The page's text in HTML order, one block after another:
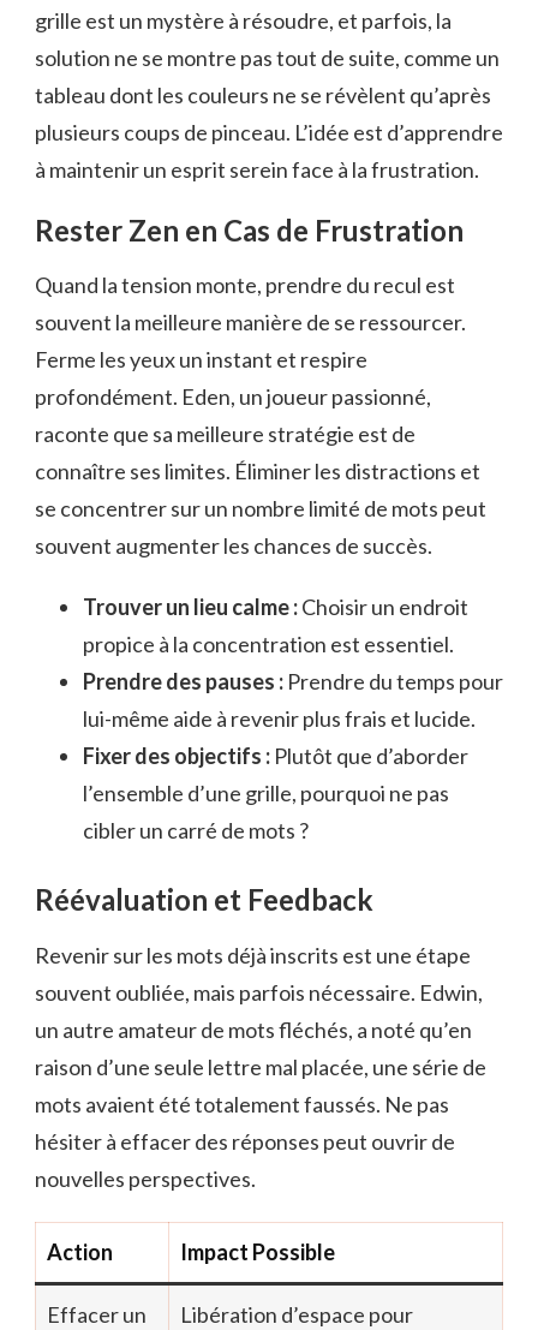
grille est un mystère à résoudre, et parfois, la
solution ne se montre pas tout de suite, comme un
tableau dont les couleurs ne se révèlent qu’après
plusieurs coups de pinceau. L’idée est d’apprendre
à maintenir un esprit serein face à la frustration.
Rester Zen en Cas de Frustration
Quand la tension monte, prendre du recul est
souvent la meilleure manière de se ressourcer.
Ferme les yeux un instant et respire
profondément. Eden, un joueur passionné,
raconte que sa meilleure stratégie est de
connaître ses limites. Éliminer les distractions et
se concentrer sur un nombre limité de mots peut
souvent augmenter les chances de succès.
Trouver un lieu calme :Choisir un endroit
propice à la concentration est essentiel.
Prendre des pauses : Prendre du temps pour
lui-même aide à revenir plus frais et lucide.
Fixer des objectifs : Plutôt que d’aborder
l’ensemble d’une grille, pourquoi ne pas
cibler un carré de mots ?
Réévaluation et Feedback
Revenir sur les mots déjà inscrits est une étape
souvent oubliée, mais parfois nécessaire. Edwin,
un autre amateur de mots fléchés, a noté qu’en
raison d’une seule lettre mal placée, une série de
mots avaient été totalement faussés. Ne pas
hésiter à effacer des réponses peut ouvrir de
nouvelles perspectives.
Action Impact Possible
Effacer un
Libération d’espace pour